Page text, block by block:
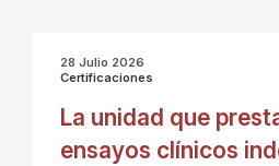
28 Julio 2026
Certificaciones
La unidad que
ensayos clínicos